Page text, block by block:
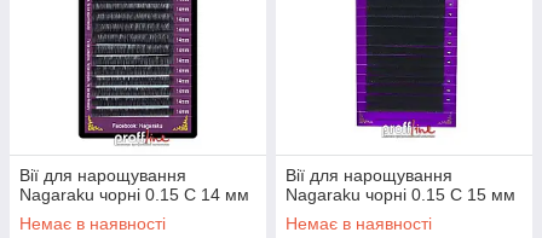
Вії для нарощування
Nagaraku чорні 0.15 C 14 мм
Немає в наявності
Вії для нарощування
Nagaraku чорні 0.15 C 15 мм
Немає в наявності